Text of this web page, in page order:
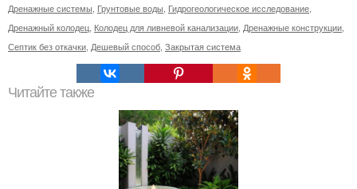
Дренажные системы Грунтовые воды Гидрогеологическое исследование
Дренажный колодец Колодец для ливневой канализации Дренажные конструкции
Септик без откачки Дешевый способ Закрытая система
Читайте также